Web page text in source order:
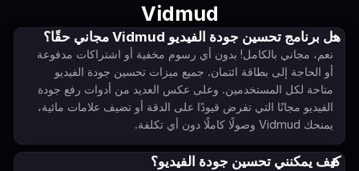
Vidmud
هل برنامج تحسين جودة الفيديو Vidmud مجاني حقًا؟
نعم، مجاني بالكامل! بدون أي رسوم مخفية أو اشتراكات مدفوعة
أو الحاجة إلى بطاقة ائتمان. جميع ميزات تحسين جودة الفيديو
متاحة لكل المستخدمين. وعلى عكس العديد من أدوات رفع جودة
الفيديو مجانًا التي تفرض قيودًا على الدقة أو تضيف علامات مائية،
يمنحك Vidmud وصولًا كاملًا دون أي تكلفة.
كيف يمكنني تحسين جودة الفيديو؟